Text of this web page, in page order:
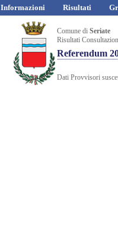
Informazioni Risultati
Comune diSeriate
Risultati
Referendum
Dati Provvisori